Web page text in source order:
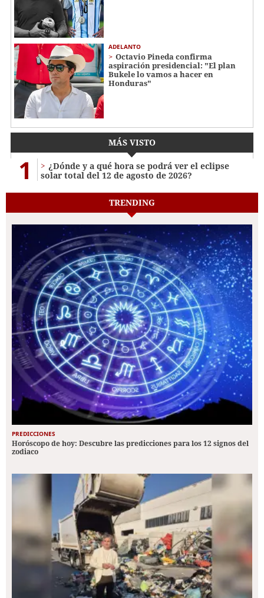
ADELANTO
Octavio Pineda confirma
aspiración presidencial: "El plan
Bukele lo vamos a hacer en
Honduras"
MÁS VISTO
1
¿Dónde y a qué hora se podrá ver el eclipse
solar total del 12 de agosto de 2026?
TRENDING
PREDICCIONES
Horóscopo de hoy: Descubre las predicciones para los 12 signos del
zodiaco